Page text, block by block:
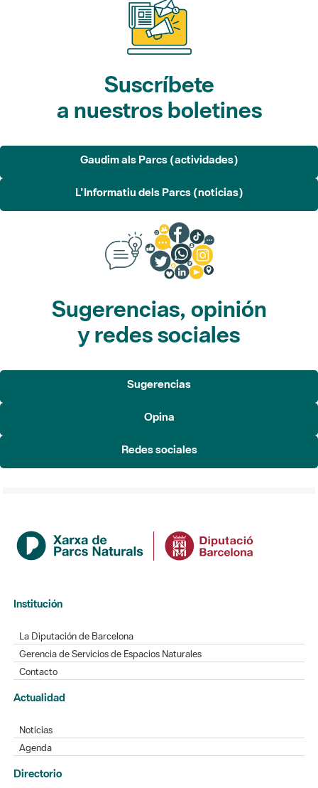
Suscríbete
a nuestros boletines
Gaudim als Parcs (actividades)
Sugerencias, opinión
y redes sociales
Sugerencias
Redes sociales
Institución
Contacto
Noticias
Agenda
Directorio
Directorio de contacto
Redes sociales
Aplicaciones móviles